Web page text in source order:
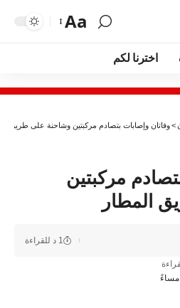
Aa
اخترنا لكم
>وفاتان وإصابات بتصادم مركبتين وشاحنة على طريق
مركبتين
المطار
1 د للقراءة